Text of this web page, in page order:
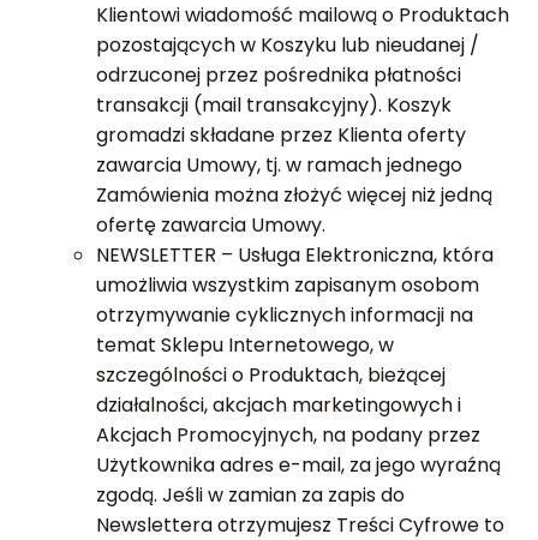
Klientowi wiadomość mailową o Produktach
pozostających w Koszyku lub nieudanej /
odrzuconej przez pośrednika płatności
transakcji (mail transakcyjny). Koszyk
gromadzi składane przez Klienta oferty
zawarcia Umowy, tj. w ramach jednego
Zamówienia można złożyć więcej niż jedną
ofertę zawarcia Umowy.
NEWSLETTER – Usługa Elektroniczna, która
umożliwia wszystkim zapisanym osobom
otrzymywanie cyklicznych informacji na
temat Sklepu Internetowego, w
szczególności o Produktach, bieżącej
działalności, akcjach marketingowych i
Akcjach Promocyjnych, na podany przez
Użytkownika adres e-mail, za jego wyraźną
zgodą. Jeśli w zamian za zapis do
Newslettera otrzymujesz Treści Cyfrowe to